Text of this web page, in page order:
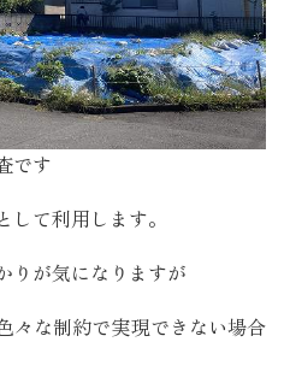
です
て利用します。
りが気になりますが
々な制約で実現できない場合